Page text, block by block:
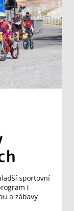
sportovní
i
a zábavy